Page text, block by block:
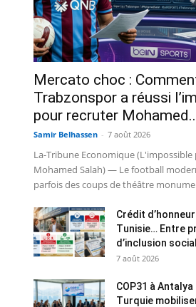
Mercato choc :
Trabzonspor a réussi
pour recruter
Samir Belhassen - 7 août 2026
La-Tribune Economique
Mohamed Salah) — Le football
parfois des coups de théâtre
Crédit
Tunisie… Entre
d’inclusion
7 août 2026
COP31 à Antalya
Turquie